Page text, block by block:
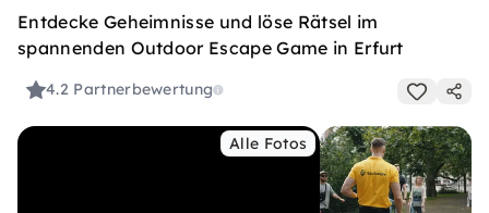
Entdecke Geheimnisse und löse Rätsel im
spannenden Outdoor Escape Game in Erfurt
4.2 Partnerbewertung
Alle Fotos